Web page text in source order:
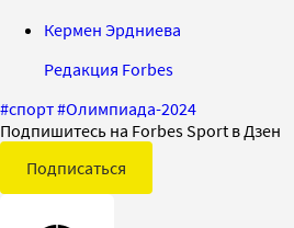
Кермен Эрдниева
Редакция Forbes
#спорт#Олимпиада-2024
Подпишитесь на Forbes Sport в Дзен
Подписаться